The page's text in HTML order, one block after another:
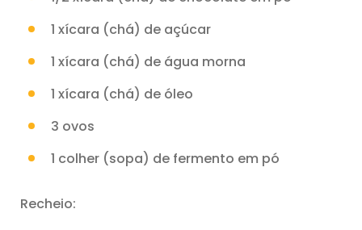
1 xícara (chá) de açúcar
1 xícara (chá) de água morna
1 xícara (chá) de óleo
3 ovos
1 colher (sopa) de fermento em pó
Recheio: